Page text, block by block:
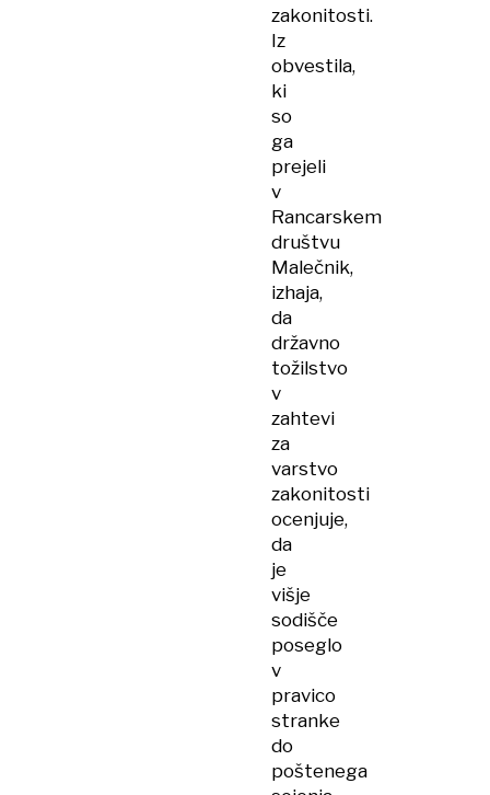
zakonitosti.
Iz
obvestila,
ki
so
ga
prejeli
v
Rancarskem
društvu
Malečnik,
izhaja,
da
državno
tožilstvo
v
zahtevi
za
varstvo
zakonitosti
ocenjuje,
da
je
višje
sodišče
poseglo
v
pravico
stranke
do
poštenega